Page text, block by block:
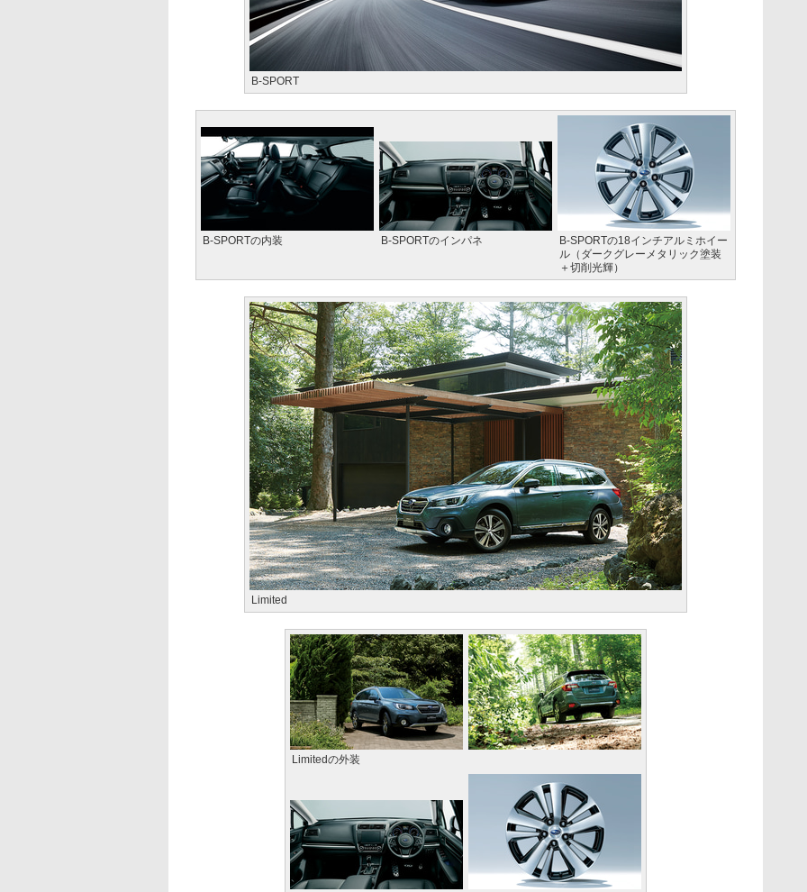
B-SPORT
B-SPORTの内装 B-SPORTのインパネ
B-SPORTの18インチアルミホイー
ル（ダークグレーメタリック塗装
＋切削光輝）
Limited
Limitedの外装